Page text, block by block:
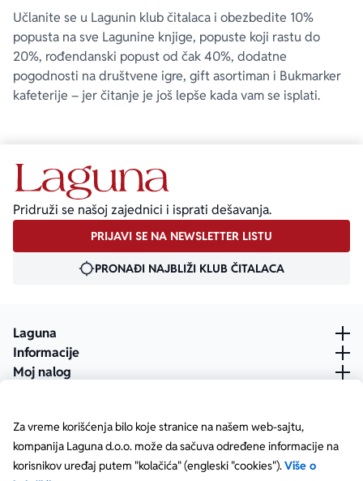
Za vreme korišćenja bilo koje stranice na našem web-sajtu,
kompanija Laguna d.o.o. može da sačuva određene informacije na
korisnikov uređaj putem "kolačića" (engleski "cookies").Više o
Učlanite se u Lagunin klub čitalaca i obezbedite 10%
popusta na sve Lagunine knjige, popuste koji rastu do
20%, rođendanski popust od čak 40%, dodatne
pogodnosti na društvene igre, gift asortiman i Bukmarker
kafeterije – jer čitanje je još lepše kada vam se isplati.
Pridruži se našoj zajednici i isprati dešavanja.
PRIJAVI SE NA NEWSLETTER LISTU
PRONAĐI NAJBLIŽI KLUB ČITALACA
Laguna
Informacije
Moj nalog